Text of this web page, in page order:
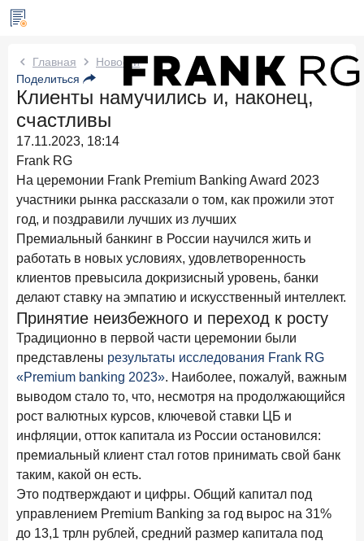
Новости Frank RG
Два часа назад ИССЛЕДОВАНИЕ
По итогам июля 2026 года объем выдач кредитов
составил 1 061,9 млрд руб.
Два дня назад
Клиентский путь компании МСБ при смене
руководителя в банке обслуживания
24 июля 2026 года ИССЛЕДОВАНИЕ
Ипотека в России: итоги июня 2026 года в цифрах
22 июля 2026 года ИССЛЕДОВАНИЕ
Выгодные тарифы на брокерское обслуживание —
существенный фактор выбора брокера
15 июля 2026 года
Клиенты чаще всего узнают о сберегательных
9 июля 2026 года
С ростом благосостояния клиентов-сберегателей
увеличивается и склонность к диверсификации
7 июля 2026 года
По итогам июня 2026 года объем выдач кредитов
составил 1 166,4 млрд руб.
Главная
Новости
Поделиться
Клиенты намучились и, наконец,
счастливы
17.11.2023, 18:14
Frank RG
На церемонии Frank Premium Banking Award 2023
участники рынка рассказали о том, как прожили этот
год, и поздравили лучших из лучших
Премиальный банкинг в России научился жить и
работать в новых условиях, удовлетворенность
клиентов превысила докризисный уровень, банки
делают ставку на эмпатию и искусственный интеллект.
Принятие неизбежного и переход к росту
Традиционно в первой части церемонии были
представлены результаты исследования Frank RG
«Premium banking 2023». Наиболее, пожалуй, важным
выводом стало то, что, несмотря на продолжающийся
рост валютных курсов, ключевой ставки ЦБ и
инфляции, отток капитала из России остановился:
премиальный клиент стал готов принимать свой банк
таким, какой он есть.
Это подтверждают и цифры. Общий капитал под
управлением Premium Banking за год вырос на 31%
до 13,1 трлн рублей, средний размер капитала под